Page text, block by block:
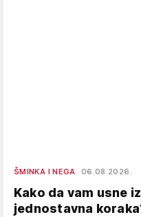
ŠMINKA I NEGA 06.08.2026.
Kako da vam usne
jednostavna